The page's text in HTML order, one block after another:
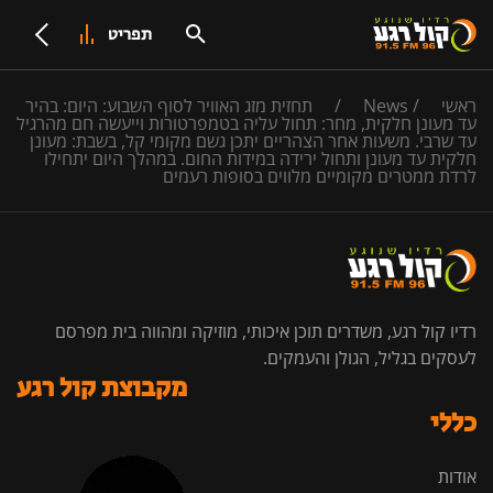
תפריט
ראשי /
News
/ תחזית מזג האוויר לסוף השבוע: היום: בהיר
עד מעונן חלקית, מחר: תחול עליה בטמפרטורות וייעשה חם מהרגיל
עד שרבי. משעות אחר הצהריים יתכן גשם מקומי קל, בשבת: מעונן
חלקית עד מעונן ותחול ירידה במידות החום. במהלך היום יתחילו
לרדת ממטרים מקומיים מלווים בסופות רעמים
רדיו קול רגע, משדרים תוכן איכותי, מוזיקה ומהווה בית מפרסם
לעסקים בגליל, הגולן והעמקים.
כללי
אודות
מקבוצת קול רגע